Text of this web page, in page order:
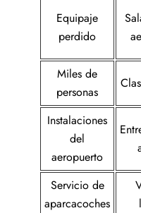
Equipaje
perdido
Miles de
personas
Instalaciones
del
aeropuerto
Servicio de
aparcacoches